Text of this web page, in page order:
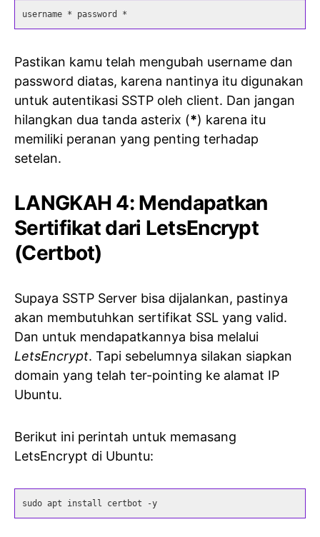
username * password *
Pastikan kamu telah mengubah username dan
password diatas, karena nantinya itu digunakan
untuk autentikasi SSTP oleh client. Dan jangan
hilangkan dua tanda asterix (*) karena itu
memiliki peranan yang penting terhadap
setelan.
LANGKAH 4: Mendapatkan
Sertifikat dari LetsEncrypt
(Certbot)
Supaya SSTP Server bisa dijalankan, pastinya
akan membutuhkan sertifikat SSL yang valid.
Dan untuk mendapatkannya bisa melalui
LetsEncrypt. Tapi sebelumnya silakan siapkan
domain yang telah ter-pointing ke alamat IP
Ubuntu.
Berikut ini perintah untuk memasang
LetsEncrypt di Ubuntu:
sudo apt install certbot -y